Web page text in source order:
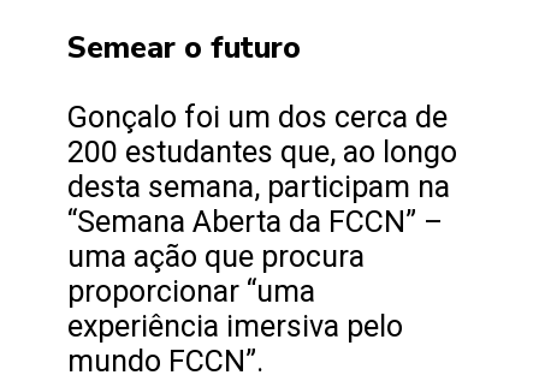
Semear o futuro
Gonçalo foi um dos cerca de
200 estudantes que, ao longo
desta semana, participam na
“Semana Aberta da FCCN” –
uma ação que procura
proporcionar “uma
experiência imersiva pelo
mundo FCCN”.